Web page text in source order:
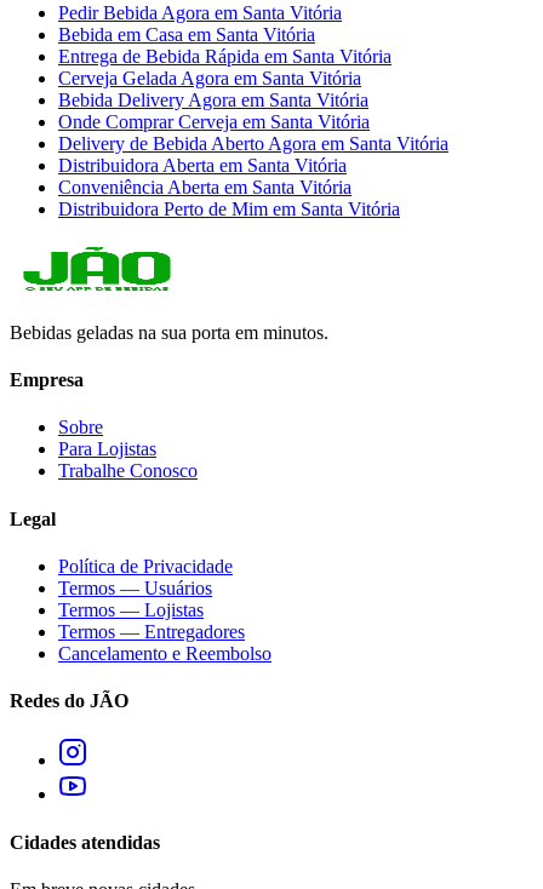
Pedir Bebida Agora em Santa Vitória
Bebida em Casa em Santa Vitória
Entrega de Bebida Rápida em Santa Vitória
Cerveja Gelada Agora em Santa Vitória
Bebida Delivery Agora em Santa Vitória
Onde Comprar Cerveja em Santa Vitória
Delivery de Bebida Aberto Agora em Santa Vitória
Distribuidora Aberta em Santa Vitória
Conveniência Aberta em Santa Vitória
Distribuidora Perto de Mim em Santa Vitória
Bebidas geladas na sua porta em minutos.
Empresa
Sobre
Para Lojistas
Trabalhe Conosco
Legal
Política de Privacidade
Termos — Usuários
Termos — Lojistas
Termos — Entregadores
Cancelamento e Reembolso
Redes do JÃO
Cidades atendidas